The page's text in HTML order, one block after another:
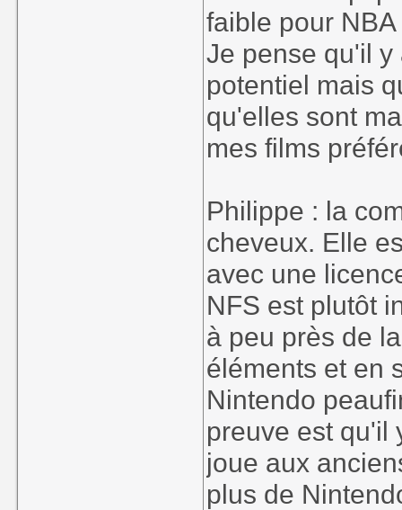
faible pour
Je pense qu'il
potentiel mais
qu'elles sont
mes films
Philippe : la
cheveux. Elle
avec une
NFS est plutôt
à peu près de
éléments et en
Nintendo
preuve est qu'il
joue aux
plus de